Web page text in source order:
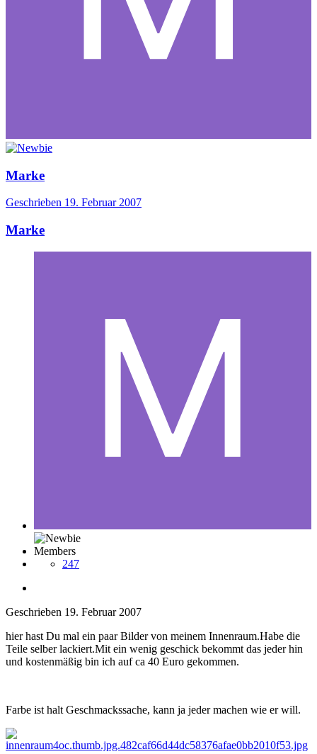
Marke
Geschrieben 19. Februar 2007
Marke
Members
247
Geschrieben 19. Februar 2007
hier hast Du mal ein paar Bilder von meinem Innenraum.Habe die
Teile selber lackiert.Mit ein wenig geschick bekommt das jeder hin
und kostenmäßig bin ich auf ca 40 Euro gekommen.
Farbe ist halt Geschmackssache, kann ja jeder machen wie er will.